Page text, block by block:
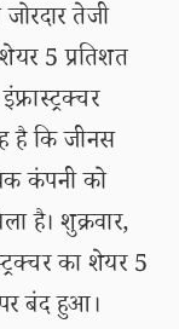
तेजी
5 प्रतिशत
है कि जीनस
कंपनी को
है। शुक्रवार,
का शेयर 5
बंद हुआ।